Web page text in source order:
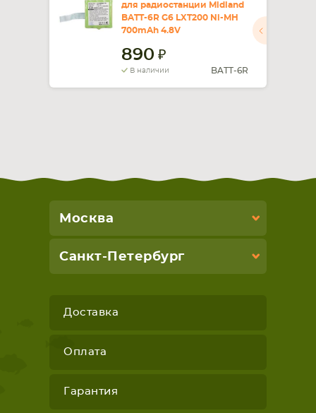
для радиостанции Midland
BATT-6R G6 LXT200 Ni-MH
700mAh 4.8V
890
В наличии BATT-6R
Москва
Санкт-Петербург
Доставка
Оплата
Гарантия